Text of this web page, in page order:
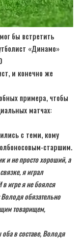
бы встретить
«Динамо»
и конечно же
примера, чтобы
матчах:
с теми, кому
старшим.
и не просто хороший, а
я играл
в игре я не боялся
обязательно
товарищем,
в составе, Володя